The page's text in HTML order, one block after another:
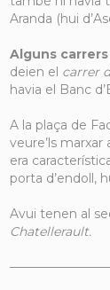
Aranda (hui
Alguns
deien el carrer
havia el Banc
A la plaça de
veure’ls marxar
era
porta d’endoll,
Avui tenen al
Chatellerault.